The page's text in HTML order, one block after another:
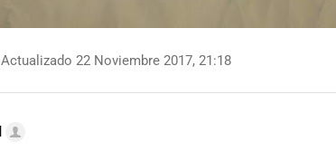
Actualizado 22 Noviembre 2017, 21:18